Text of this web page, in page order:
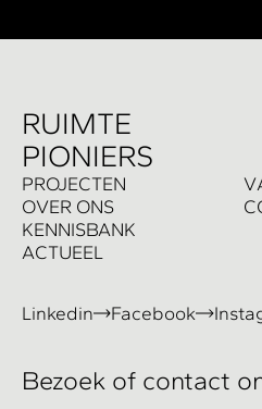
RUIMTE
PIONIERS
PROJECTEN
OVER ONS
KENNISBANK
ACTUEEL
V
C
Bezoek of contact
Linkedin Facebook